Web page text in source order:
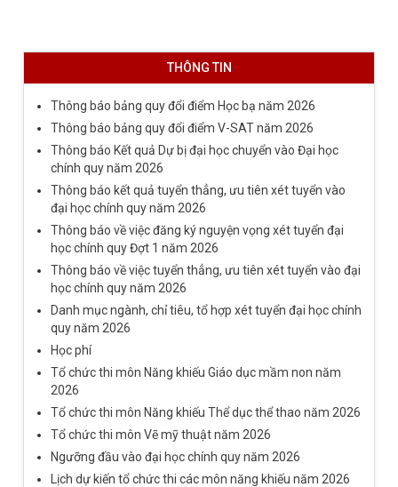
THÔNG TIN
Thông báo bảng quy đổi điểm Học bạ năm 2026
Thông báo bảng quy đổi điểm V-SAT năm 2026
Thông báo Kết quả Dự bị đại học chuyển vào Đại học
chính quy năm 2026
Thông báo kết quả tuyển thẳng, ưu tiên xét tuyển vào
đại học chính quy năm 2026
Thông báo về việc đăng ký nguyện vọng xét tuyển đại
học chính quy Đợt 1 năm 2026
Thông báo về việc tuyển thẳng, ưu tiên xét tuyển vào đại
học chính quy năm 2026
Danh mục ngành, chỉ tiêu, tổ hợp xét tuyển đại học chính
quy năm 2026
Học phí
Tổ chức thi môn Năng khiếu Giáo dục mầm non năm
2026
Tổ chức thi môn Năng khiếu Thể dục thể thao năm 2026
Tổ chức thi môn Vẽ mỹ thuật năm 2026
Ngưỡng đầu vào đại học chính quy năm 2026
Lịch dự kiến tổ chức thi các môn năng khiếu năm 2026